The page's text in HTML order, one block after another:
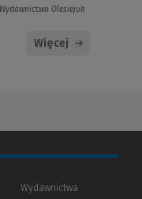
Wydawnictwo Olesiejuk
Więcej
Wydawnictwa